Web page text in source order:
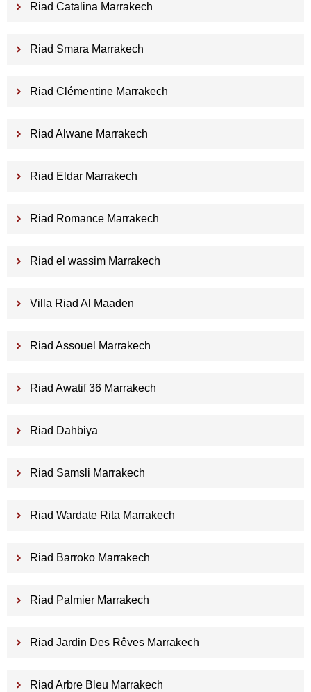
Riad Catalina Marrakech
Riad Smara Marrakech
Riad Clémentine Marrakech
Riad Alwane Marrakech
Riad Eldar Marrakech
Riad Romance Marrakech
Riad el wassim Marrakech
Villa Riad Al Maaden
Riad Assouel Marrakech
Riad Awatif 36 Marrakech
Riad Dahbiya
Riad Samsli Marrakech
Riad Wardate Rita Marrakech
Riad Barroko Marrakech
Riad Palmier Marrakech
Riad Jardin Des Rêves Marrakech
Riad Arbre Bleu Marrakech